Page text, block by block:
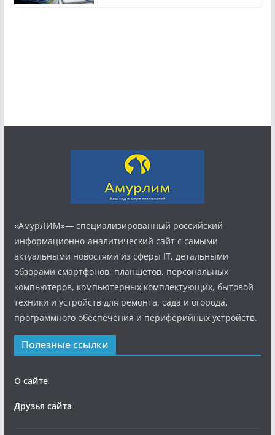
«АмурЛИМ»— специализированный российский
информационно-аналитический сайт с самыми
актуальными новостями из сферы IT, детальными
обзорами смартфонов, планшетов, персональных
компьютеров, компьютерных комплектующих, бытовой
техники и устройств для ремонта, сада и огорода,
программного обеспечения и периферийных устройств.
Полезные ссылки
О сайте
Друзья сайта